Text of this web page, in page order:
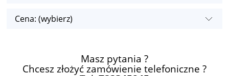
Cena: (wybierz)
Masz pytania ?
Chcesz złożyć zamówienie telefoniczne ?